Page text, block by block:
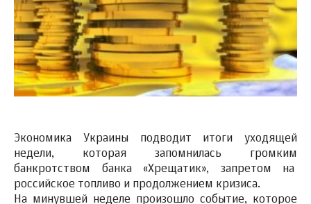
Экономика Украины подводит итоги уходящей
недели, которая запомнилась громким
банкротством банка «Хрещатик», запретом на
российское топливо и продолжением кризиса.
На минувшей неделе произошло событие, которое